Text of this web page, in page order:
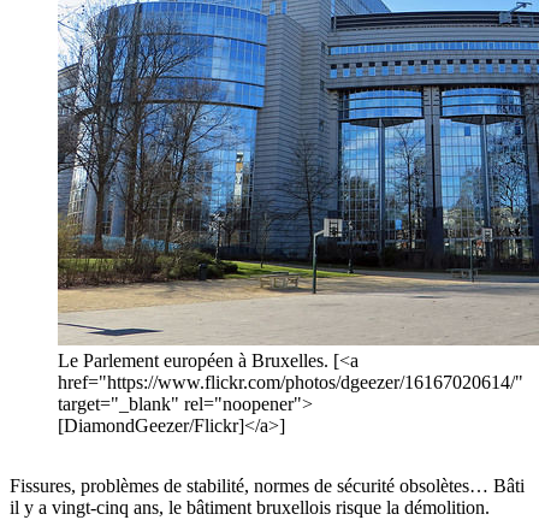
Le Parlement européen à Bruxelles. [<a
href="https://www.flickr.com/photos/dgeezer/16167020614/"
target="_blank" rel="noopener">
[DiamondGeezer/Flickr]</a>]
Fissures, problèmes de stabilité, normes de sécurité obsolètes… Bâti
il y a vingt-cinq ans, le bâtiment bruxellois risque la démolition.